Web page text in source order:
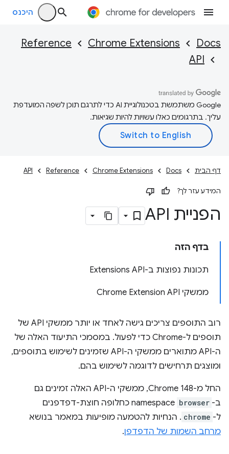
היכנס
Docs
Chrome Extensions
Reference
API
‫Google משתמשת בטכנולוגיית AI כדי לתרגם תוכן לשפה המועדפת
עליך. בתרגומים כאלו עשויות להיות שגיאות.
דף הבית Docs
Chrome Extensions
Reference
API
המידע עזר לך?
הפניית API
בדף הזה
תכונות נפוצות ב-Extensions API
ממשקי Chrome Extension API
רוב התוספים צריכים גישה לאחד או יותר ממשקי API של
תוספים ל-Chrome כדי לפעול. במסמכי התיעוד האלה של
ה-API מתוארים ממשקי ה-API שזמינים לשימוש בתוספים,
ומוצגים תרחישים לדוגמה לשימוש בהם.
החל מ-Chrome 148, ממשקי ה-API האלה זמינים גם
ב- browser
namespace כחלופה חוצת-דפדפנים
ל- chrome . הנחיות להטמעה מופיעות במאמר בנושא
מרחב השמות של הדפדפן.